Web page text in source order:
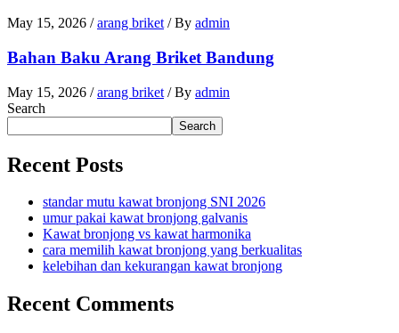
May 15, 2026 /arang briket / By admin
Bahan Baku Arang Briket Bandung
May 15, 2026 /arang briket / By admin
Search
Search
Recent Posts
standar mutu kawat bronjong SNI 2026
umur pakai kawat bronjong galvanis
Kawat bronjong vs kawat harmonika
cara memilih kawat bronjong yang berkualitas
kelebihan dan kekurangan kawat bronjong
Recent Comments